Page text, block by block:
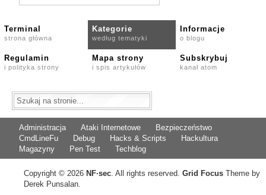
Terminal
strona główna
Kategorie
według tematyki
Informacje
o blogu
Regulamin
i polityka strony
Mapa strony
i spis artykułów
Subskrybuj
kanał atom
Administracja Ataki Internetowe
Bezpieczeństwo
CmdLineFu
Debug Hacks & Scripts
Hackultura
Magazyny
Pen Test Techblog
Copyright © 2026 NF·sec. All rights reserved. Grid Focus Theme by
Derek Punsalan.